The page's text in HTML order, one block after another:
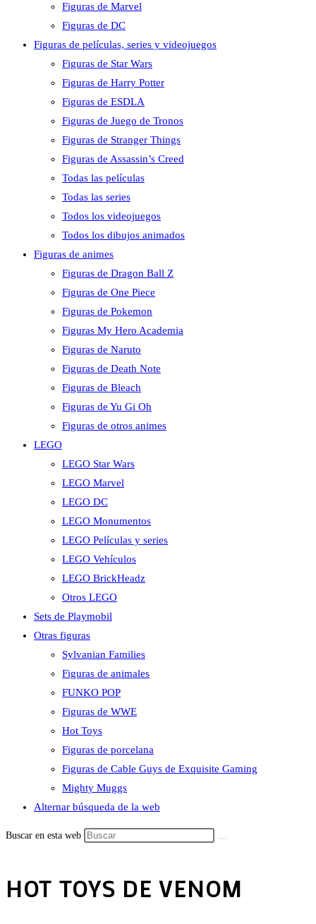
Figuras de Marvel
Figuras de DC
Figuras de películas, series y videojuegos
Figuras de Star Wars
Figuras de Harry Potter
Figuras de ESDLA
Figuras de Juego de Tronos
Figuras de Stranger Things
Figuras de Assassin’s Creed
Todas las películas
Todas las series
Todos los videojuegos
Todos los dibujos animados
Figuras de animes
Figuras de Dragon Ball Z
Figuras de One Piece
Figuras de Pokemon
Figuras My Hero Academia
Figuras de Naruto
Figuras de Death Note
Figuras de Bleach
Figuras de Yu Gi Oh
Figuras de otros animes
LEGO
LEGO Star Wars
LEGO Marvel
LEGO DC
LEGO Monumentos
LEGO Películas y series
LEGO Vehículos
LEGO BrickHeadz
Otros LEGO
Sets de Playmobil
Otras figuras
Sylvanian Families
Figuras de animales
FUNKO POP
Figuras de WWE
Hot Toys
Figuras de porcelana
Figuras de Cable Guys de Exquisite Gaming
Mighty Muggs
Alternar búsqueda de la web
Buscar en esta web
HOT TOYS DE VENOM